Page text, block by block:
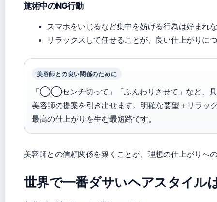
施術中のNG行動
スマホをいじるなど集中を妨げる行為は好まれ
リラックスして任せることが、良い仕上がりに
美容師との良い関係のために
「◯◯センチ切って」「ふんわりさせて」など、
美容師の提案を引き出せます。明確な要望＋リラッ
最高の仕上がりを生む最短路です。
美容師との信頼関係を築くことが、理想の仕上がりへ
世界で一番ダサいヘアスタイル